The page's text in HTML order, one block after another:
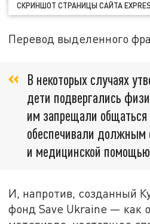
СКРИНШОТ СТРАНИЦЫ САЙТА
Перевод выделенного
В некоторых случаях
дети подвергались
им запрещали
обеспечивали должным
и медицинской
И, напротив, созданный
фонд Save Ukraine — как